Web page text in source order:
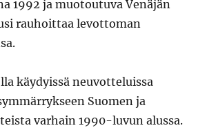
1992 ja muotoutuva Venäjän
rauhoittaa levottoman
käydyissä neuvotteluissa
Suomen ja
varhain 1990-luvun alussa.